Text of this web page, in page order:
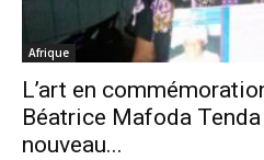
Afrique
L’art en
Béatrice Mafoda
nouveau...